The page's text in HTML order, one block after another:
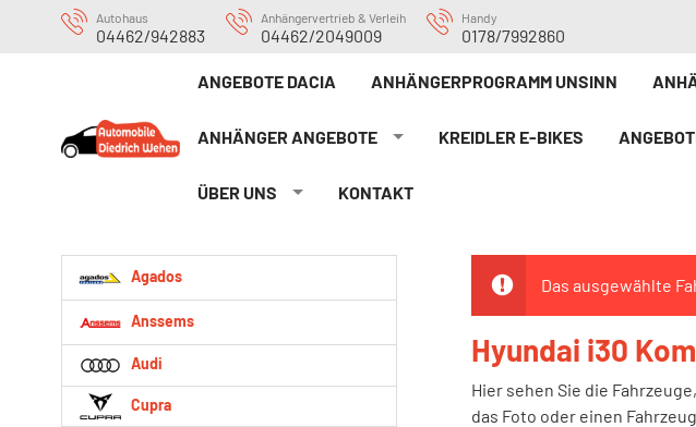
Autohaus
04462/942883
Anhängervertrieb & Verleih
04462/2049009
Handy
0178/7992860
ANGEBOTE DACIA ANHÄNGERPROGRAMM UNSINN
ANHÄNGER ANGEBOTE KREIDLER E-BIKE`S
ÜBER UNS KONTAKT
Das ausgewählte
Hyundai i30
Hier sehen Sie die
das Foto oder einen
Agados
Anssems
Audi
Cupra